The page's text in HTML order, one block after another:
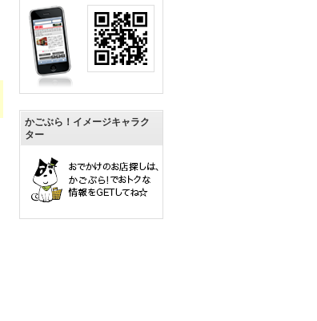
かごぶら！イメージキャラク
ター